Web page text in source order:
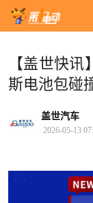
【盖世快
斯电池包碰
盖世汽车
2026-05-13